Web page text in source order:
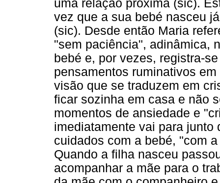
uma relação próxima (sic).
vez que a sua bebé nasceu
(sic). Desde então Maria
"sem paciência", adinâmica,
bebé e, por vezes, registra-
pensamentos ruminativos
visão que se traduzem em
ficar sozinha em casa e não
momentos de ansiedade e
imediatamente vai para junto
cuidados com a bebé, "com
Quando a filha nasceu
acompanhar a mãe para o